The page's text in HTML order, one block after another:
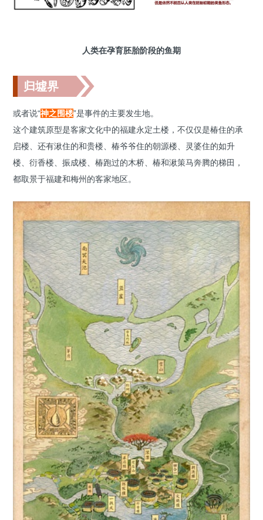
人类在孕育胚胎阶段的鱼期
归墟界
或者说“神之围楼”是事件的主要发生地。
这个建筑原型是客家文化中的福建永定土楼，不仅仅是椿住的承
启楼、还有湫住的和贵楼、椿爷爷住的朝源楼、灵婆住的如升
楼、衍香楼、振成楼、椿跑过的木桥、椿和湫策马奔腾的梯田，
都取景于福建和梅州的客家地区。